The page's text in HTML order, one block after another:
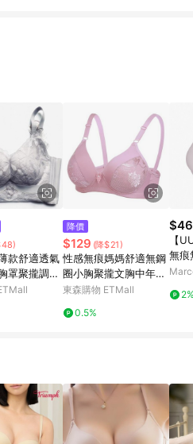
購買以下類別商品，將無法獲
」全館商品。 4. 如取消訂
優惠後之最終發票金額計算，
6. 訂單如有使用東森購物
於東森幣、樂透金、東森現金
依東森購物ETMall之結帳頁面
商品最高回饋點數」機制(特
同一訂單中同一商品不論件數
購物所設定的回饋機制為準。
，商品資料更新會有時間差，
品與東森購物ETMall銷售網
若有贈點爭議，請務必於訂單
詢；若超過180天(含)以上進
分點數紅包僅限指定商品使
紅包之適用商品與使用條件
款舒適透氣
罩聚攏調整
士內衣329
降價
$129 (降$21)
性感無痕媽媽舒適無鋼
圈小胸聚攏文胸中年人
透氣防下垂內衣女胸罩
東森購物 ETMall
0.5%
【
無痕
木槿